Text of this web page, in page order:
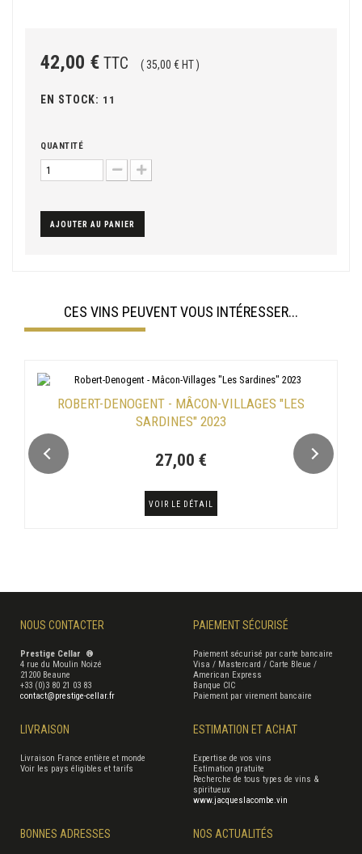
42,00 € TTC ( 35,00 € HT )
EN STOCK: 11
QUANTITÉ
AJOUTER AU PANIER
CES VINS PEUVENT VOUS INTÉRESSER...
ROBERT-DENOGENT - MÂCON-VILLAGES "LES
SARDINES" 2023
27,00 €
VOIR LE DÉTAIL
NOUS CONTACTER
Prestige Cellar ®
4 rue du Moulin Noizé
21200 Beaune
+33 (0)3 80 21 03 83
contact@prestige-cellar.fr
PAIEMENT SÉCURISÉ
Paiement sécurisé par carte bancaire
Visa / Mastercard / Carte Bleue /
American Express
Banque CIC
Paiement par virement bancaire
LIVRAISON
Livraison France entière et monde
Voir les pays éligibles et tarifs
BONNES ADRESSES
ESTIMATION ET ACHAT
Expertise de vos vins
Estimation gratuite
Recherche de tous types de vins &
spiritueux
www.jacqueslacombe.vin
NOS ACTUALITÉS